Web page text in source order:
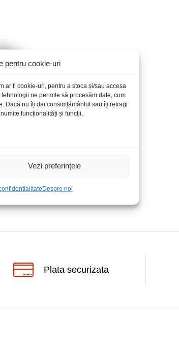
pentru cookie-uri
ar fi cookie-uri, pentru a stoca și/sau accesa
ne permite să procesăm date, cum
Dacă nu îți dai consimțământul sau îți retragi
funcționalități și funcții.
Vezi preferințele
Despre noi
Plata securizata